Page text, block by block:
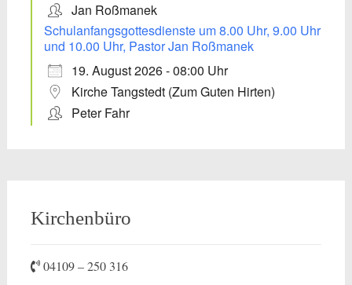
Jan Roßmanek
Schulanfangsgottesdienste um 8.00 Uhr, 9.00 Uhr
und 10.00 Uhr, Pastor Jan Roßmanek
19. August 2026 - 08:00 Uhr
Kirche Tangstedt (Zum Guten Hirten)
Peter Fahr
Kirchenbüro
04109 – 250 316